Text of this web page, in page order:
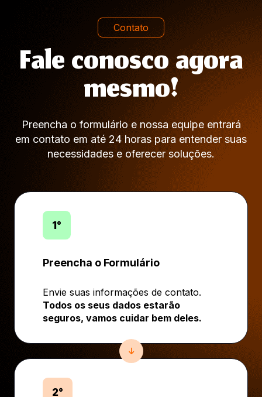
Contato
Fale conosco agora
mesmo!
Preencha o formulário e nossa equipe entrará
em contato em até 24 horas para entender suas
necessidades e oferecer soluções.
1°
Preencha o Formulário
Envie suas informações de contato.
Todos os seus dados estarão
seguros, vamos cuidar bem deles.
2°